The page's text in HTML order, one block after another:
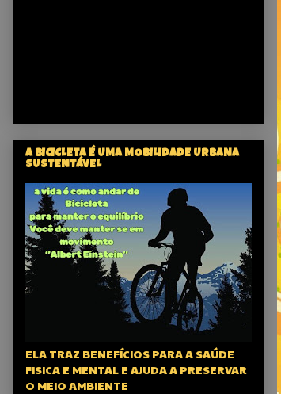
A BICICLETA É UMA MOBILIDADE URBANA
SUSTENTÁVEL
ELA TRAZ BENEFÍCIOS PARA A SAÚDE
FISICA E MENTAL E AJUDA A PRESERVAR
O MEIO AMBIENTE